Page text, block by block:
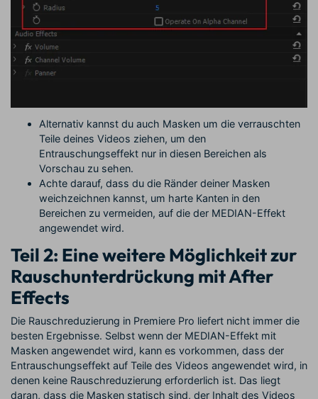
Alternativ kannst du auch Masken um die verrauschten
Teile deines Videos ziehen, um den
Entrauschungseffekt nur in diesen Bereichen als
Vorschau zu sehen.
Achte darauf, dass du die Ränder deiner Masken
weichzeichnen kannst, um harte Kanten in den
Bereichen zu vermeiden, auf die der MEDIAN-Effekt
angewendet wird.
Teil 2: Eine weitere Möglichkeit zur
Rauschunterdrückung mit After
Effects
Die Rauschreduzierung in Premiere Pro liefert nicht immer die
besten Ergebnisse. Selbst wenn der MEDIAN-Effekt mit
Masken angewendet wird, kann es vorkommen, dass der
Entrauschungseffekt auf Teile des Videos angewendet wird, in
denen keine Rauschreduzierung erforderlich ist. Das liegt
daran, dass die Masken statisch sind, der Inhalt des Videos